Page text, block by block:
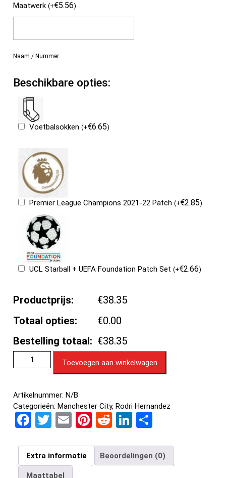
Maatwerk(+€5.56)
Naam / Nummer
Beschikbare opties:
Voetbalsokken(+€6.65)
Premier League Champions 2021-22 Patch(+€2.85)
UCL Starball + UEFA Foundation Patch Set(+€2.66)
Productprijs:
€38.35
Totaal opties:
€0.00
Bestelling totaal: €38.35
Toevoegen aan winkelwagen
Artikelnummer: N/B
Categorieën: Manchester City, Rodri Hernandez
F
ce
b
T
tt
er
E
ail
Pi
er
es
R
d
di
Li
ke
dI
e
n
Extra informatie Beoordelingen (0)
Maattabel